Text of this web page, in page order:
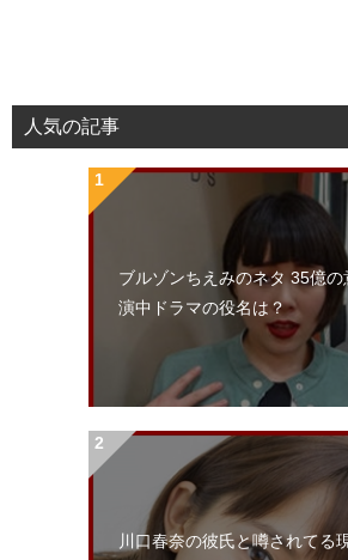
人気の記事
ブルゾンちえみのネタ 35億の
演中ドラマの役名は？
川口春奈の彼氏と噂されてる